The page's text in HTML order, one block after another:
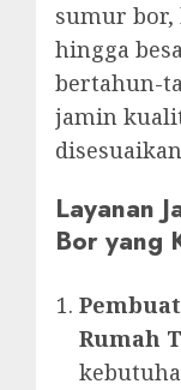
sumur bor,
hingga
bertahun-
jamin
Layanan
Bor yang
Rumah